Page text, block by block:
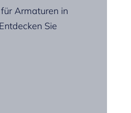
Armaturen in
Sie